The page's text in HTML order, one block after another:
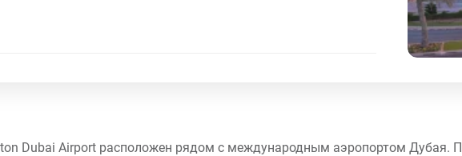
Dubai Airport расположен рядом с международным аэропортом Дубая.